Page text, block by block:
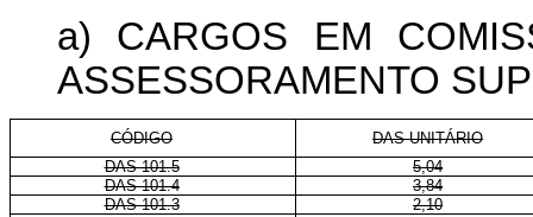
a) CARGOS EM
ASSESSORAMENTO
CÓDIGO
DAS-UNITÁRIO
DAS 101.5
5,04
DAS 101.4
3,84
DAS 101.3
2,10